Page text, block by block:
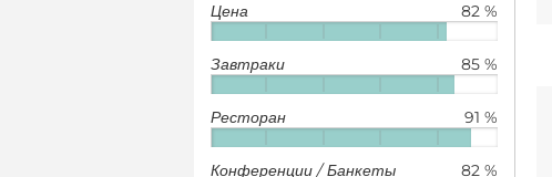
82 %
Цена
85 %
Завтраки
91 %
Ресторан
82 %
Конференции / Банкеты